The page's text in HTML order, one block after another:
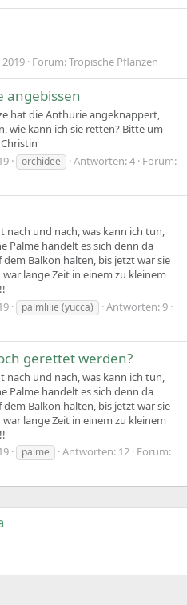
Forum:Tropische Pflanzen
angebissen
hat die Anthurie angeknappert,
wie kann ich sie retten? Bitte um
orchidee Antworten: 4 Forum:
nach und nach, was kann ich tun,
Palme handelt es sich denn da
Balkon halten, bis jetzt war sie
lange Zeit in einem zu kleinem
palmlilie (yucca)
Antworten: 9
gerettet werden?
nach und nach, was kann ich tun,
Palme handelt es sich denn da
Balkon halten, bis jetzt war sie
lange Zeit in einem zu kleinem
palme Antworten: 12 Forum: